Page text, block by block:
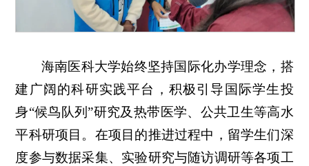
海南医科大学始终坚持国际化办学理念，搭
建广阔的科研实践平台，积极引导国际学生投
身“候鸟队列”研究及热带医学、公共卫生等高水
平科研项目。在项目的推进过程中，留学生们深
度参与数据采集、实验研究与随访调研等各项工